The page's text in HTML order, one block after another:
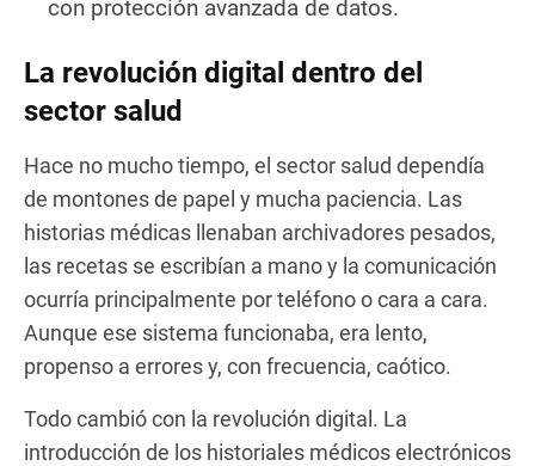
con protección avanzada de datos.
La revolución digital dentro del
sector salud
Hace no mucho tiempo, el sector salud dependía
de montones de papel y mucha paciencia. Las
historias médicas llenaban archivadores pesados,
las recetas se escribían a mano y la comunicación
ocurría principalmente por teléfono o cara a cara.
Aunque ese sistema funcionaba, era lento,
propenso a errores y, con frecuencia, caótico.
Todo cambió con la revolución digital. La
introducción de los historiales médicos electrónicos